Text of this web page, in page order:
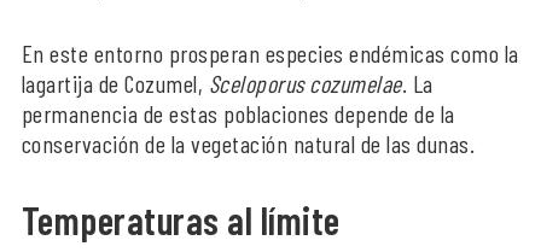
En este entorno prosperan especies endémicas como la
lagartija de Cozumel, Sceloporus cozumelae. La
permanencia de estas poblaciones depende de la
conservación de la vegetación natural de las dunas.
Temperaturas al límite